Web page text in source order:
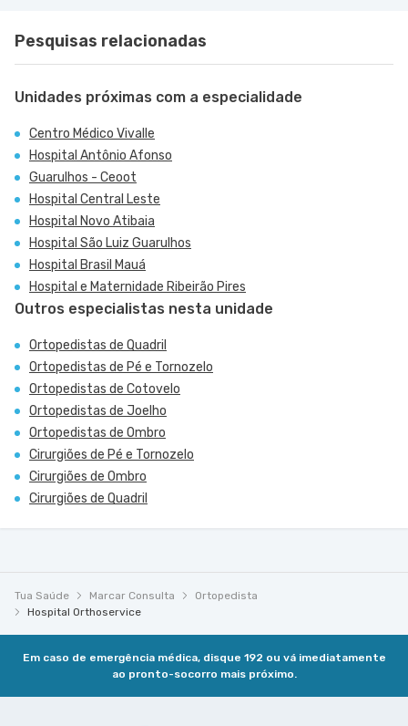
Pesquisas relacionadas
Unidades próximas com a especialidade
Centro Médico Vivalle
Hospital Antônio Afonso
Guarulhos - Ceoot
Hospital Central Leste
Hospital Novo Atibaia
Hospital São Luiz Guarulhos
Hospital Brasil Mauá
Hospital e Maternidade Ribeirão Pires
Outros especialistas nesta unidade
Ortopedistas de Quadril
Ortopedistas de Pé e Tornozelo
Ortopedistas de Cotovelo
Ortopedistas de Joelho
Ortopedistas de Ombro
Cirurgiões de Pé e Tornozelo
Cirurgiões de Ombro
Cirurgiões de Quadril
Tua Saúde Marcar Consulta
Ortopedista
Hospital Orthoservice
Em caso de emergência médica, disque 192 ou vá imediatamente
ao pronto-socorro mais próximo.